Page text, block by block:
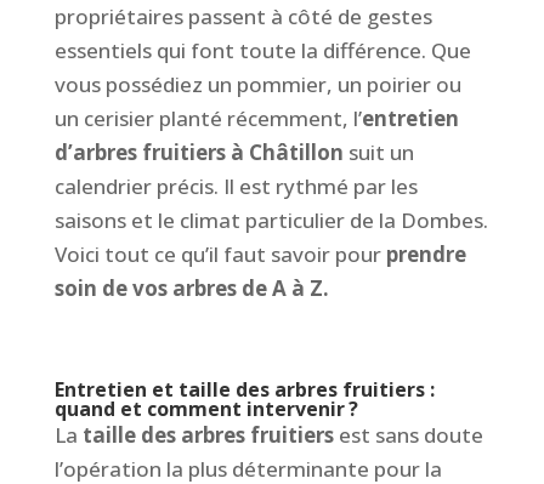
propriétaires passent à côté de gestes
essentiels qui font toute la différence. Que
vous possédiez un pommier, un poirier ou
un cerisier planté récemment, l’entretien
d’arbres fruitiers à Châtillon suit un
calendrier précis. Il est rythmé par les
saisons et le climat particulier de la Dombes.
Voici tout ce qu’il faut savoir pour prendre
soin de vos arbres de A à Z.
Entretien et taille des arbres fruitiers :
quand et comment intervenir ?
La taille des arbres fruitiersest sans doute
l’opération la plus déterminante pour la